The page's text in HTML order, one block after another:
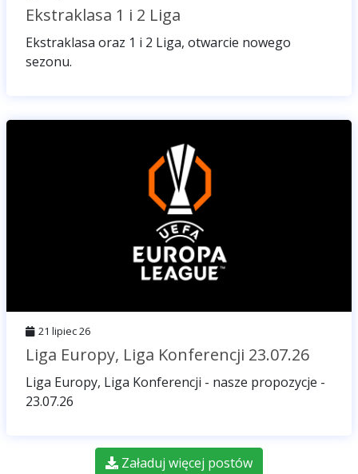
Ekstraklasa 1 i 2 Liga
Ekstraklasa oraz 1 i 2 Liga, otwarcie nowego
sezonu.
21 lipiec 26
Liga Europy, Liga Konferencji 23.07.26
Liga Europy, Liga Konferencji - nasze propozycje -
23.07.26
Załaduj więcej postów